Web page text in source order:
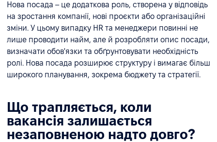
Нова посада – це додаткова роль, створена у відповідь
на зростання компанії, нові проєкти або організаційні
зміни. У цьому випадку HR та менеджери повинні не
лише проводити найм, але й розробляти опис посади,
визначати обов'язки та обґрунтовувати необхідність
ролі. Нова посада розширює структуру і вимагає більш
широкого планування, зокрема бюджету та стратегії.
Що трапляється, коли
вакансія залишається
незаповненою надто довго?